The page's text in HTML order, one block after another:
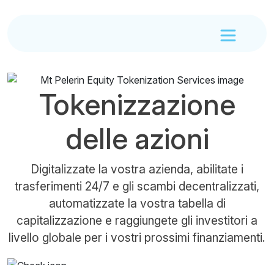
Tokenizzazione
delle azioni
Digitalizzate la vostra azienda, abilitate i
trasferimenti 24/7 e gli scambi decentralizzati,
automatizzate la vostra tabella di
capitalizzazione e raggiungete gli investitori a
livello globale per i vostri prossimi finanziamenti.